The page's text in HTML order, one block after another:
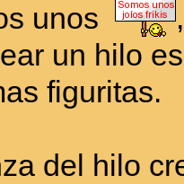
unos
un hilo
figuritas.
del hilo